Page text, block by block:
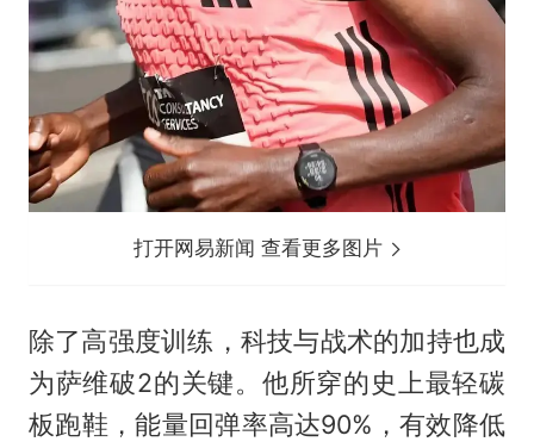
打开网易新闻 查看更多图片
除了高强度训练，科技与战术的加持也成
为萨维破2的关键。他所穿的史上最轻碳
板跑鞋，能量回弹率高达90%，有效降低